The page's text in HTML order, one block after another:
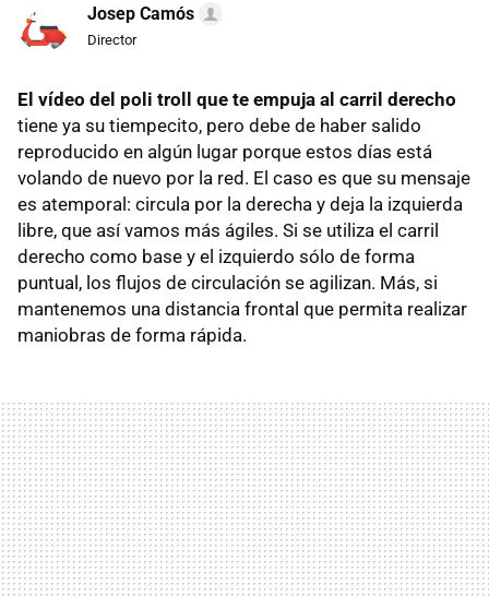
Josep Camós
Director
El vídeo del poli troll que te empuja al carril derecho
tiene ya su tiempecito, pero debe de haber salido
reproducido en algún lugar porque estos días está
volando de nuevo por la red. El caso es que su mensaje
es atemporal: circula por la derecha y deja la izquierda
libre, que así vamos más ágiles. Si se utiliza el carril
derecho como base y el izquierdo sólo de forma
puntual, los flujos de circulación se agilizan. Más, si
mantenemos una distancia frontal que permita realizar
maniobras de forma rápida.